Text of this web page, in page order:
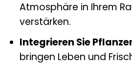
Atmosphäre in Ihrem
verstärken.
Integrieren Sie
bringen Leben und